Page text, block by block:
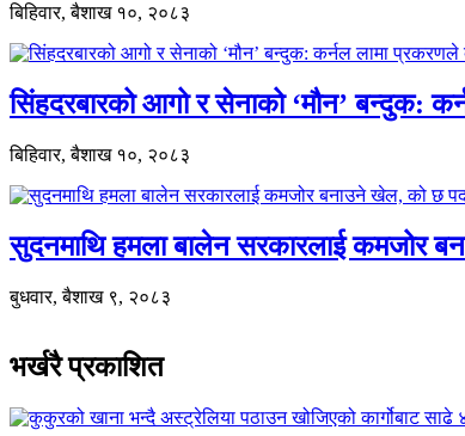
बिहिवार, बैशाख १०, २०८३
सिंहदरबारको आगो र सेनाको ‘मौन’ बन्दुक:
बिहिवार, बैशाख १०, २०८३
सुदनमाथि हमला बालेन सरकारलाई कमजोर
बुधवार, बैशाख ९, २०८३
भर्खरै प्रकाशित